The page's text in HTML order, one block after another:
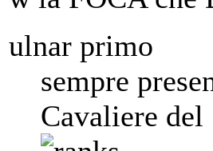
ulnar primo
sempre
Cavaliere del